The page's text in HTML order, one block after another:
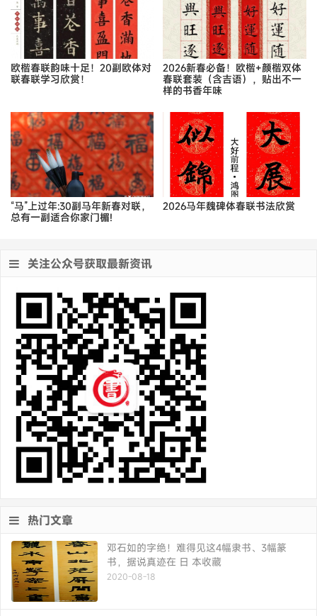
欧楷春联韵味十足！20副欧体对
联春联学习欣赏！
2026新春必备！欧楷+颜楷双体
春联套装（含吉语），贴出不一
样的书香年味
“马”上过年:30副马年新春对联，
总有一副适合你家门楣!
2026马年魏碑体春联书法欣赏
关注公众号获取最新资讯
热门文章
邓石如的字绝！难得见这4幅隶书、3幅篆
书，据说真迹在 日 本收藏
2020-08-18